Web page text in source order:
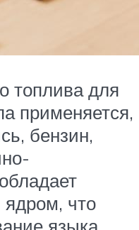
топлива для
применяется,
бензин,
что